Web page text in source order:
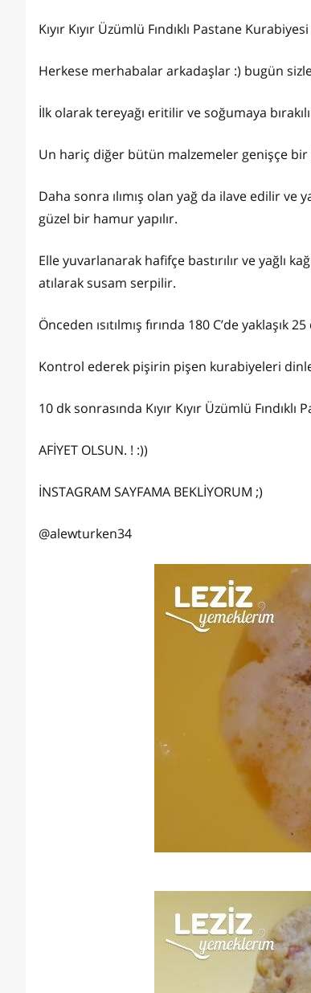
Kıyır Kıyır Üzümlü Fındıklı Pastane
Herkese merhabalar arkadaşlar :) bugün
İlk olarak tereyağı eritilir ve soğumaya
Un hariç diğer bütün malzemeler genişçe bir
Daha sonra ılımış olan yağ da ilave edilir
güzel bir hamur yapılır.
Elle yuvarlanarak hafifçe bastırılır ve yağlı
atılarak susam serpilir.
Önceden ısıtılmış fırında 180 C’de yaklaşık
Kontrol ederek pişirin pişen kurabiyeleri
10 dk sonrasında Kıyır Kıyır Üzümlü
AFİYET OLSUN. ! :))
İNSTAGRAM SAYFAMA BEKLİYORUM ;)
@alewturken34